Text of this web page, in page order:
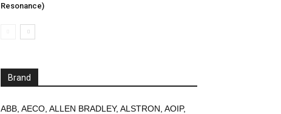
Resonance)
Brand
ABB AECO ALLEN BRADLEY, ALSTRON AOIP,